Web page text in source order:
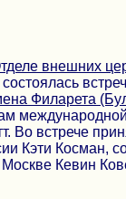
внешних
Филарета
международной
Во встрече
Кэти Косман,
Кевин